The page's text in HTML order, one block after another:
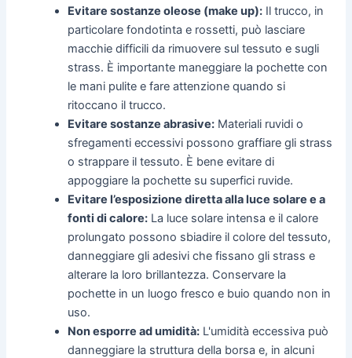
Evitare sostanze oleose (make up): Il trucco, in
particolare fondotinta e rossetti, può lasciare
macchie difficili da rimuovere sul tessuto e sugli
strass. È importante maneggiare la pochette con
le mani pulite e fare attenzione quando si
ritoccano il trucco.
Evitare sostanze abrasive: Materiali ruvidi o
sfregamenti eccessivi possono graffiare gli strass
o strappare il tessuto. È bene evitare di
appoggiare la pochette su superfici ruvide.
Evitare l’esposizione diretta alla luce solare e a
fonti di calore: La luce solare intensa e il calore
prolungato possono sbiadire il colore del tessuto,
danneggiare gli adesivi che fissano gli strass e
alterare la loro brillantezza. Conservare la
pochette in un luogo fresco e buio quando non in
uso.
Non esporre ad umidità: L'umidità eccessiva può
danneggiare la struttura della borsa e, in alcuni